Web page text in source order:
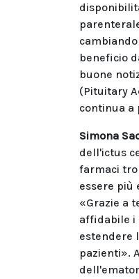
beneficio
buone
(Pituitary
continua a
Simona
dell'ictus
farmaci
essere più
«Grazie a
affidabile i
estendere
pazienti».